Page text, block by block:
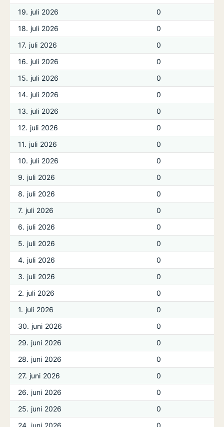
19. juli 2026
0
18. juli 2026
0
17. juli 2026
0
16. juli 2026
0
15. juli 2026
0
14. juli 2026
0
13. juli 2026
0
12. juli 2026
0
11. juli 2026
0
10. juli 2026
0
9. juli 2026
0
8. juli 2026
0
7. juli 2026
0
6. juli 2026
0
5. juli 2026
0
4. juli 2026
0
3. juli 2026
0
2. juli 2026
0
1. juli 2026
0
30. juni 2026
0
29. juni 2026
0
28. juni 2026
0
27. juni 2026
0
26. juni 2026
0
25. juni 2026
0
24. juni 2026
0